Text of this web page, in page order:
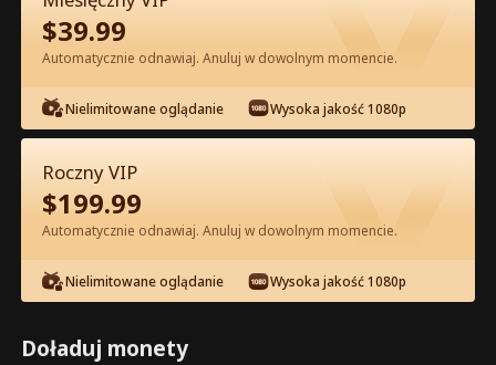
Odcinek 13 - Mąż z lat 80. jest bardzo
niewinny Pełna Wersja Filmu
1-50 51-60 Wszystkie Odcinki
13 14 15 16 17
$39.99
Automatycznie odnawiaj. Anuluj w dowolnym momencie.
Nielimitowane oglądanie Wysoka jakość 1080p
Roczny VIP
$199.99
Automatycznie odnawiaj. Anuluj w dowolnym momencie.
Nielimitowane oglądanie Wysoka jakość 1080p
Doładuj monety